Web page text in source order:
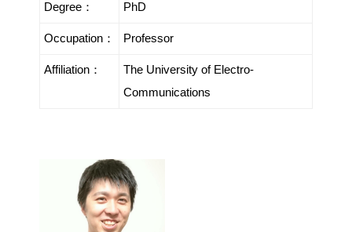
Degree： PhD
Occupation： Professor
Affiliation：
The University of Electro-
Communications